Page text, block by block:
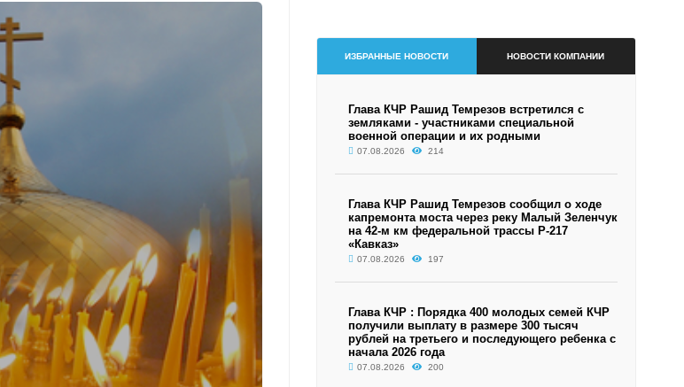
ИЗБРАННЫЕ НОВОСТИ НОВОСТИ КОМПАНИИ
Глава КЧР Рашид Темрезов встретился с
земляками - участниками специальной
военной операции и их родными
07.08.2026 214
Глава КЧР Рашид Темрезов сообщил о ходе
капремонта моста через реку Малый Зеленчук
на 42-м км федеральной трассы Р-217
«Кавказ»
07.08.2026 197
Глава КЧР : Порядка 400 молодых семей КЧР
получили выплату в размере 300 тысяч
рублей на третьего и последующего ребенка с
начала 2026 года
07.08.2026 200